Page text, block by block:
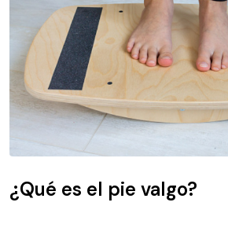
¿Qué es el pie valgo?